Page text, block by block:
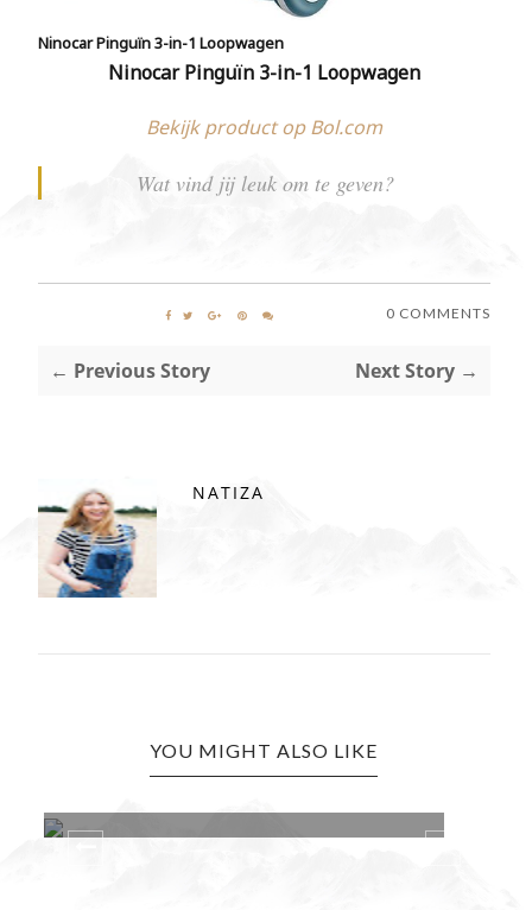
Ninocar Pinguïn 3-in-1 Loopwagen
Ninocar Pinguïn 3-in-1 Loopwagen
Bekijk product op Bol.com
Wat vind jij leuk om te geven?
0 COMMENTS
← Previous Story Next Story →
NATIZA
YOU MIGHT ALSO LIKE